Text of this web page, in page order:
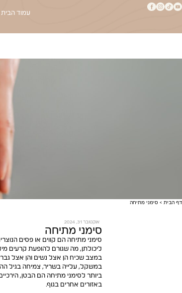
עמוד הבית
דף הבית > סימני מתיחה
אוקטובר 31, 2024
סימני מתיחה
סימני מתיחה הם קווים או פסים
ליכולתן, מה שגורם להופעת קרעים
במצב שכיח הן אצל נשים והן אצל
במשקל, עלייה בשריר, צמיחה בגיל
ביותר לסימני מתיחה הם הבטן,
באזורים אחרים בגוף.